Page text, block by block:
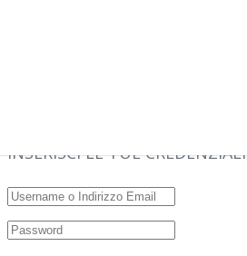
INSERISCI LE TUE CREDENZIALI